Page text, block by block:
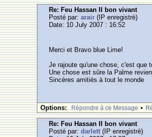
Re: Feu Hassan II bon vivant
Posté par:arair (IP enregistrè)
Date: 10 July 2007 : 16:52
Merci et Bravo blue Lime!
Je rajoute qu'une chose, c'est que
Une chose est sûre la Palme
Sincères amitiés à tout le monde
Options: Rèpondre à ce Message •
Re: Feu Hassan II bon vivant
Posté par:darlett (IP enregistrè)